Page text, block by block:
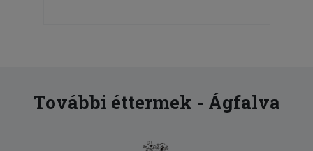
További éttermek - Ágfalva